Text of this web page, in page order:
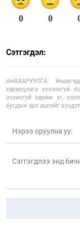
0 0
Сэтгэгдэл:
АНХААРУУЛГА:
хариуцлага
зохисгүй зарим үг,
бусдын эрх ашгийг